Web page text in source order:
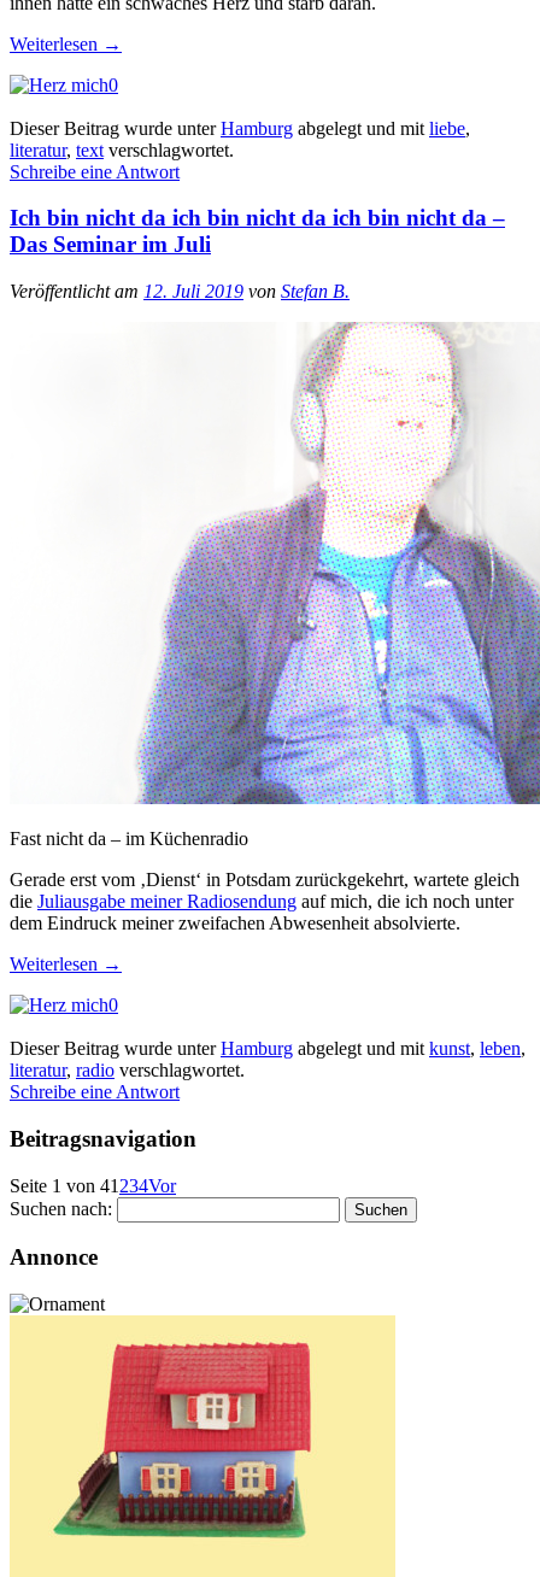
Weiterlesen →
0
Dieser Beitrag wurde unterHamburg abgelegt und mit liebe,
literatur, text verschlagwortet.
Schreibe eine Antwort
Ich bin nicht da ich bin nicht da ich bin nicht da –
Das Seminar im Juli
Veröffentlicht am 12. Juli 2019 von Stefan B.
Fast nicht da – im Küchenradio
Gerade erst vom ‚Dienst‘ in Potsdam zurückgekehrt, wartete gleich
die Juliausgabe meiner Radiosendung auf mich, die ich noch unter
dem Eindruck meiner zweifachen Abwesenheit absolvierte.
Weiterlesen →
0
Dieser Beitrag wurde unterHamburg abgelegt und mit kunst, leben,
literatur, radio verschlagwortet.
Schreibe eine Antwort
Beitragsnavigation
Seite 1 von 41 234Vor
Suchen nach:
Annonce